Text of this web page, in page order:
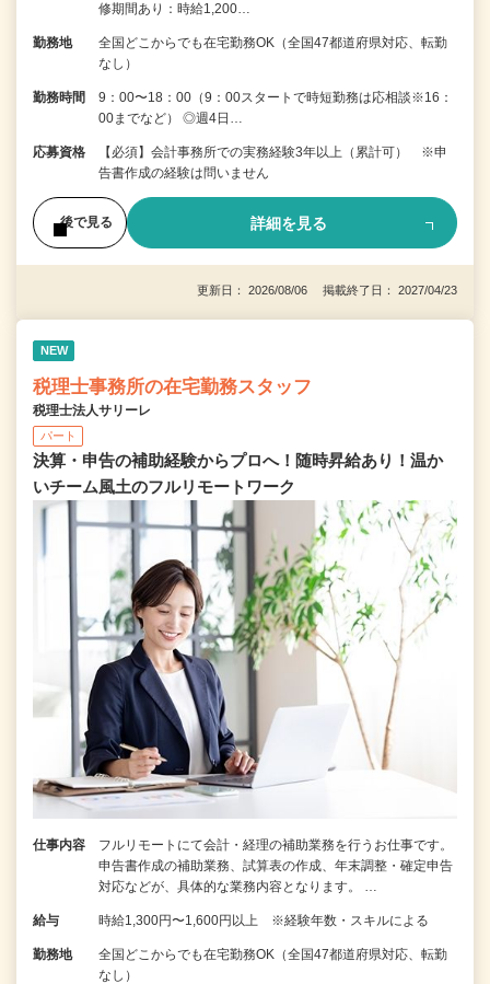
修期間あり：時給1,200…
勤務地
全国どこからでも在宅勤務OK（全国47都道府県対応、転勤
なし）
勤務時間
9：00〜18：00（9：00スタートで時短勤務は応相談※16：
00までなど） ◎週4日…
応募資格
【必須】会計事務所での実務経験3年以上（累計可） ※申
告書作成の経験は問いません
後で見る 詳細を見る
更新日： 2026/08/06 掲載終了日： 2027/04/23
NEW
税理士事務所の在宅勤務スタッフ
税理士法人サリーレ
パート
決算・申告の補助経験からプロへ！随時昇給あり！温か
いチーム⾵⼟のフルリモートワーク
仕事内容
フルリモートにて会計・経理の補助業務を行うお仕事です。
申告書作成の補助業務、試算表の作成、年末調整・確定申告
対応などが、具体的な業務内容となります。 …
給与 時給1,300円〜1,600円以上 ※経験年数・スキルによる
勤務地
全国どこからでも在宅勤務OK（全国47都道府県対応、転勤
なし）